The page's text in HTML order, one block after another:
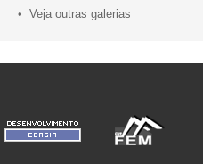
• Veja outras galerias